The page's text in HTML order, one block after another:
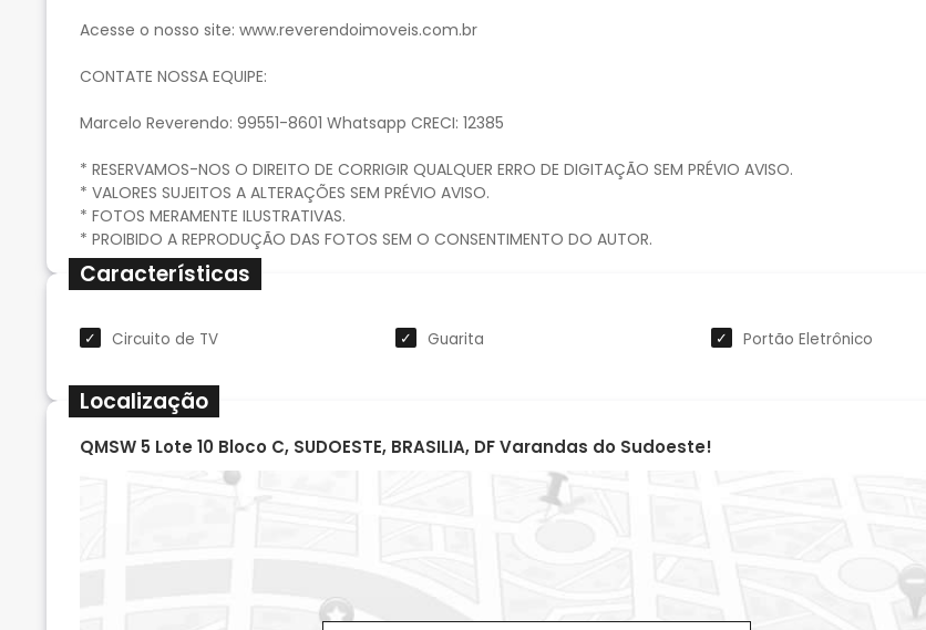
Acesse o nosso site: www.reverendoimoveis.com.br
CONTATE NOSSA EQUIPE:
Marcelo Reverendo: 99551-8601 Whatsapp CRECI: 12385
* RESERVAMOS-NOS O DIREITO DE CORRIGIR QUALQUER ERRO DE DIGITAÇÃO SEM PRÉVIO AVISO.
* VALORES SUJEITOS A ALTERAÇÕES SEM PRÉVIO AVISO.
* FOTOS MERAMENTE ILUSTRATIVAS.
Características
Circuito de TV Guarita Portão Eletrônico
Localização
QMSW 5 Lote 10 Bloco C, SUDOESTE, BRASILIA, DF Varandas do Sudoeste!